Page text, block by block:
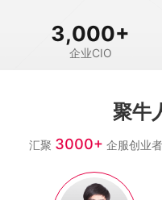
3,000+
企业CIO
聚牛
汇聚 3000+ 企服创业